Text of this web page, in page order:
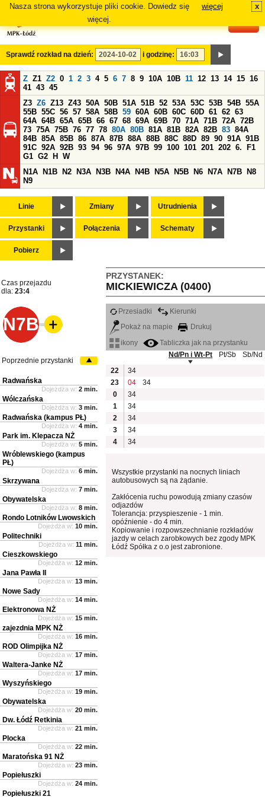
Nasza strona wykorzystuje pliki cookie. Dowiedz się
więcej.
więcej x
Sprawdź rozkład na dzień: i godzinę:
Z Z1 Z2 0 1 2 3 4 5 6 7 8 9 10A 10B 11 12 13 14 15 16
41 43 45
Z3 Z6 Z13 Z43 50A 50B 51A 51B 52 53A 53C 53B 54B 55A
55B 55C 56 57 58A 58B 59 60A 60B 60C 60D 61 62 63
64A 64B 65A 65B 66 67 68 69A 69B 70 71A 71B 72A 72B
73 75A 75B 76 77 78 80A 80B 81A 81B 82A 82B 83 84A
84B 85A 85B 86 87A 87B 88A 88B 88C 88D 89 90 91A 91B
91C 92A 92B 93 94 96 97A 97B 99 100 101 201 202 6.
F1
G1 G2 H
W
N1A
N1B N2 N3A N3B N4A N4B N5A N5B N6 N7A N7B
N8
N9
Linie Zmiany Utrudnienia
Przystanki Połączenia Schematy
Pobierz
PRZYSTANEK:
MICKIEWICZA (0400)
Czas przejazdu
dla: 23:4
N7B
Przesiadki
Kierunki
Pokaż na mapie
Drukuj
ikony
Tabliczka jak na przystanku
Nd/Pn i Wt-Pt
Pt/Sb
Sb/Nd
22
34
23
04
34
0
34
1
34
2
34
3
34
4
34
Wszystkie przystanki na nocnych liniach
autobusowych są na żądanie.
Zakłócenia ruchu powodują zmiany czasów
odjazdów
Tolerancja: przyspieszenie - 1 min.
opóźnienie - do 4 min.
Kopiowanie i rozpowszechnianie rozkładów
jazdy w celach zarobkowych bez zgody MPK
Łódź Spółka z o.o jest zabronione.
Poprzednie przystanki
Radwańska
Dojeżdża w: 2 min.
Wólczańska
Dojeżdża w: 3 min.
Radwańska (kampus PŁ)
Dojeżdża w: 4 min.
Park im. Klepacza NŻ
Dojeżdża w: 5 min.
Wróblewskiego (kampus
PŁ)
Dojeżdża w: 6 min.
Skrzywana
Dojeżdża w: 7 min.
Obywatelska
Dojeżdża w: 8 min.
Rondo Lotników Lwowskich
Dojeżdża w: 10 min.
Politechniki
Dojeżdża w: 11 min.
Cieszkowskiego
Dojeżdża w: 12 min.
Jana Pawła II
Dojeżdża w: 13 min.
Nowe Sady
Dojeżdża w: 14 min.
Elektronowa NŻ
Dojeżdża w: 15 min.
zajezdnia MPK NŻ
Dojeżdża w: 16 min.
ROD Olimpijka NŻ
Dojeżdża w: 17 min.
Waltera-Janke NŻ
Dojeżdża w: 17 min.
Wyszyńskiego
Dojeżdża w: 19 min.
Obywatelska
Dojeżdża w: 20 min.
Dw. Łódź Retkinia
Dojeżdża w: 21 min.
Plocka
Dojeżdża w: 22 min.
Maratońska 91 NŻ
Dojeżdża w: 23 min.
Popiełuszki
Dojeżdża w: 24 min.
Popiełuszki 21